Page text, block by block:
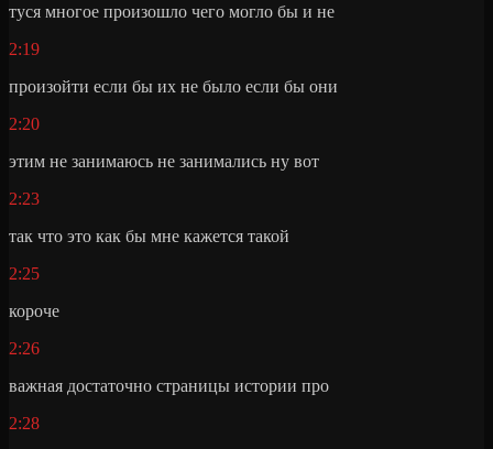
туся многое произошло чего могло бы и не
2:19
произойти если бы их не было если бы они
2:20
этим не занимаюсь не занимались ну вот
2:23
так что это как бы мне кажется такой
2:25
короче
2:26
важная достаточно страницы истории про
2:28